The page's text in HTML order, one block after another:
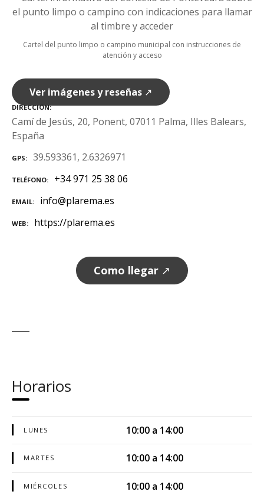
Cartel del punto limpo o campino municipal con instrucciones de
atención y acceso
Ver imágenes y reseñas ↗
DIRECCIÓN
Camí de Jesús, 20, Ponent, 07011 Palma, Illes Balears,
España
GPS 39.593361, 2.6326971
TELÉFONO +34 971 25 38 06
EMAIL info@plarema.es
WEB https://plarema.es
Como llegar ↗
Horarios
LUNES 10:00 a 14:00
MARTES 10:00 a 14:00
MIÉRCOLES 10:00 a 14:00